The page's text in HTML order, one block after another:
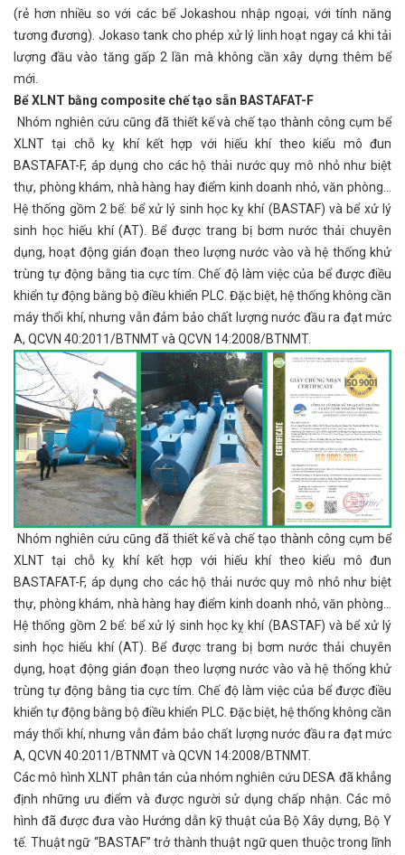
(rẻ hơn nhiều so với các bể Jokashou nhập ngoại, với tính năng
tương đương). Jokaso tank cho phép xử lý linh hoạt ngay cả khi tải
lượng đầu vào tăng gấp 2 lần mà không cần xây dựng thêm bể
mới.
Bể XLNT bằng composite chế tạo sẵn BASTAFAT-F
Nhóm nghiên cứu cũng đã thiết kế và chế tạo thành công cụm bể
XLNT tại chỗ kỵ khí kết hợp với hiếu khí theo kiểu mô đun
BASTAFAT-F, áp dụng cho các hộ thải nước quy mô nhỏ như biệt
thự, phòng khám, nhà hàng hay điểm kinh doanh nhỏ, văn phòng...
Hệ thống gồm 2 bể: bể xử lý sinh học kỵ khí (BASTAF) và bể xử lý
sinh học hiếu khí (AT). Bể được trang bị bơm nước thải chuyên
dụng, hoạt động gián đoạn theo lượng nước vào và hệ thống khử
trùng tự động bằng tia cực tím. Chế độ làm việc của bể được điều
khiển tự động bằng bộ điều khiển PLC. Đặc biệt, hệ thống không cần
máy thổi khí, nhưng vẫn đảm bảo chất lượng nước đầu ra đạt mức
A, QCVN 40:2011/BTNMT và QCVN 14:2008/BTNMT.
Nhóm nghiên cứu cũng đã thiết kế và chế tạo thành công cụm bể
XLNT tại chỗ kỵ khí kết hợp với hiếu khí theo kiểu mô đun
BASTAFAT-F, áp dụng cho các hộ thải nước quy mô nhỏ như biệt
thự, phòng khám, nhà hàng hay điểm kinh doanh nhỏ, văn phòng...
Hệ thống gồm 2 bể: bể xử lý sinh học kỵ khí (BASTAF) và bể xử lý
sinh học hiếu khí (AT). Bể được trang bị bơm nước thải chuyên
dụng, hoạt động gián đoạn theo lượng nước vào và hệ thống khử
trùng tự động bằng tia cực tím. Chế độ làm việc của bể được điều
khiển tự động bằng bộ điều khiển PLC. Đặc biệt, hệ thống không cần
máy thổi khí, nhưng vẫn đảm bảo chất lượng nước đầu ra đạt mức
A, QCVN 40:2011/BTNMT và QCVN 14:2008/BTNMT.
Các mô hình XLNT phân tán của nhóm nghiên cứu DESA đã khẳng
định những ưu điểm và được người sử dụng chấp nhận. Các mô
hình đã được đưa vào Hướng dẫn kỹ thuật của Bộ Xây dựng, Bộ Y
tế. Thuật ngữ “BASTAF’’ trở thành thuật ngữ quen thuộc trong lĩnh